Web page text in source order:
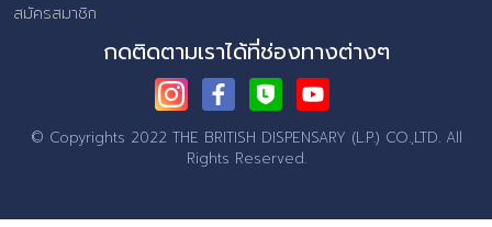
สมัครสมาชิก
กดติดตามเราได้ที่ช่องทางต่างๆ
© Copyrights 2022 THE BRITISH DISPENSARY (L.P.) CO.,LTD.All
Rights Reserved.